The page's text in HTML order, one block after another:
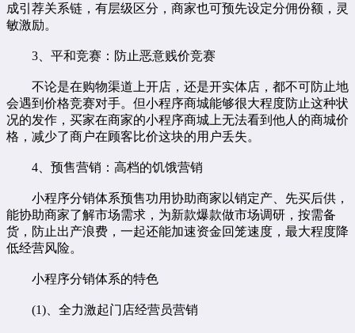
成引荐关系链，有层级区分，商家也可预先设定分佣份额，灵
敏激励。
3、平和竞赛：防止恶意贱价竞赛
不论是在购物渠道上开店，还是开实体店，都不可防止地
会遇到价格竞赛对手。但小程序商城能够很大程度防止这种状
况的发作，买家在商家的小程序商城上无法看到他人的商城价
格，减少了商户在顾客比价这块的用户丢失。
4、预售营销：高档的饥饿营销
小程序分销体系预售功用协助商家以销定产、先买后供，
能协助商家了解市场需求，为新款爆款做市场调研，按需备
货，防止出产浪费，一起还能加速资金回笼速度，最大程度降
低经营风险。
小程序分销体系的特色
(1)、全力激起门店经营员营销